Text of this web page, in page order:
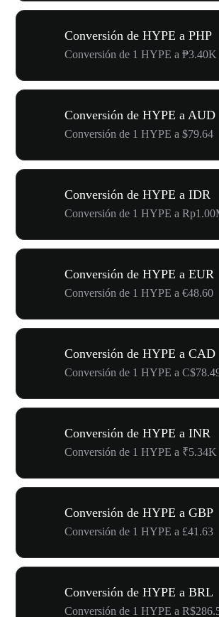
Conversión de HYPE a PHP
Conversión de 1 HYPE a ₱3.40K
Conversión de HYPE a AUD
Conversión de 1 HYPE a $79.64
Conversión de HYPE a IDR
Conversión de 1 HYPE a
Conversión de HYPE a EUR
Conversión de 1 HYPE a €48.60
Conversión de HYPE a CAD
Conversión de 1 HYPE a
Conversión de HYPE a INR
Conversión de 1 HYPE a ₹5.34K
Conversión de HYPE a GBP
Conversión de 1 HYPE a £41.63
Conversión de HYPE a BRL
Conversión de 1 HYPE a